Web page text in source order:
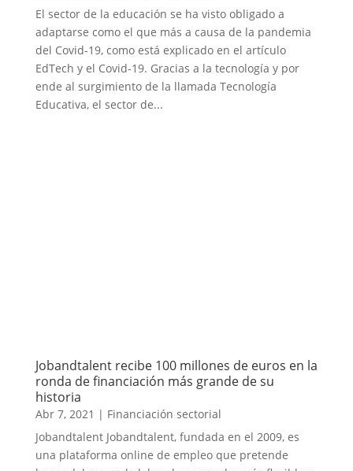
El sector de la educación se ha visto obligado a
adaptarse como el que más a causa de la pandemia
del Covid-19, como está explicado en el artículo
EdTech y el Covid-19. Gracias a la tecnología y por
ende al surgimiento de la llamada Tecnología
Educativa, el sector de...
Jobandtalent recibe 100 millones de euros en la
ronda de financiación más grande de su
historia
Abr 7, 2021 | Financiación sectorial
Jobandtalent Jobandtalent, fundada en el 2009, es
una plataforma online de empleo que pretende